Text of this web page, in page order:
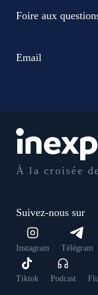
À la croisée
Suivez-nous sur
Instagram Télégram
Tiktok Podcast
Foire aux
Email